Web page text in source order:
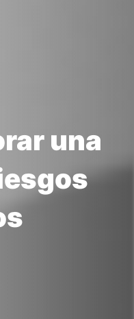
una